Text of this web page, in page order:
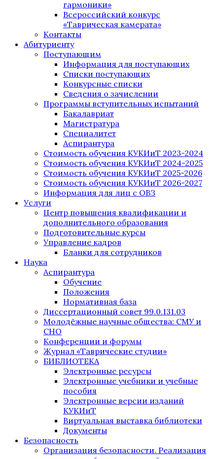
гармоники»
Всероссийский конкурс
«Таврическая камерата»
Контакты
Абитуриенту
Поступающим
Информация для поступающих
Списки поступающих
Конкурсные списки
Сведения о зачислении
Программы вступительных испытаний
Бакалавриат
Магистратура
Специалитет
Аспирантура
Стоимость обучения КУКИиТ 2023-2024
Стоимость обучения КУКИиТ 2024-2025
Стоимость обучения КУКИиТ 2025-2026
Стоимость обучения КУКИиТ 2026-2027
Информация для лиц с ОВЗ
Услуги
Центр повышения квалификации и
дополнительного образования
Подготовительные курсы
Управление кадров
Бланки для сотрудников
Наука
Аспирантура
Обучение
Положения
Нормативная база
Диссертационный совет 99.0.131.03
Молодёжные научные общества: СМУ и
СНО
Конференции и форумы
Журнал «Таврические студии»
БИБЛИОТЕКА
Электронные ресурсы
Электронные учебники и учебные
пособия
Электронные версии изданий
КУКИиТ
Виртуальная выставка библиотеки
Документы
Безопасность
Организация безопасности. Реализация